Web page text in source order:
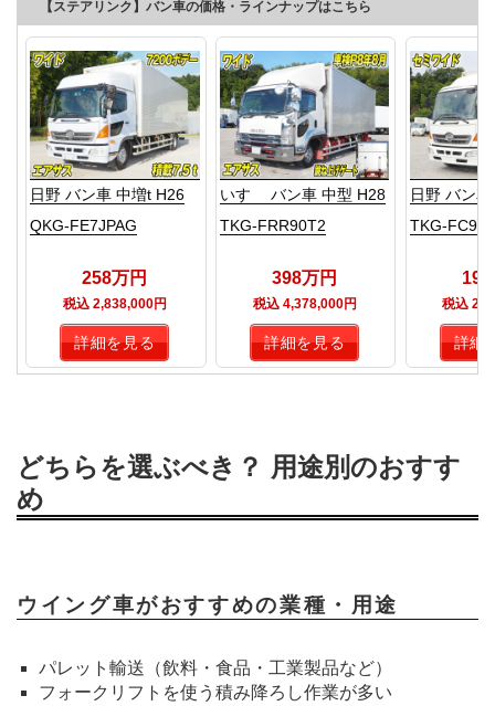
【ステアリンク】バン車の価格・ラインナップはこちら
日野 バン車 中増t H26
QKG-FE7JPAG
258万円
税込 2,838,000円
詳細を見る
いすゞ バン車 中型 H28
TKG-FRR90T2
398万円
税込 4,378,000円
詳細を見る
日野 バン
TKG-
税込
詳細
どちらを選ぶべき？ 用途別のおすす
め
ウイング車がおすすめの業種・用途
パレット輸送（飲料・食品・工業製品など）
フォークリフトを使う積み降ろし作業が多い